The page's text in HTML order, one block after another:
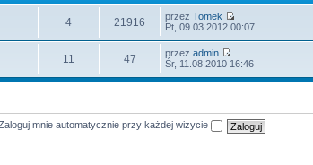
4 21916 przezTomek
Pt, 09.03.2012 00:07
11 47 przezadmin
Śr, 11.08.2010 16:46
mnie automatycznie przy każdej wizycie